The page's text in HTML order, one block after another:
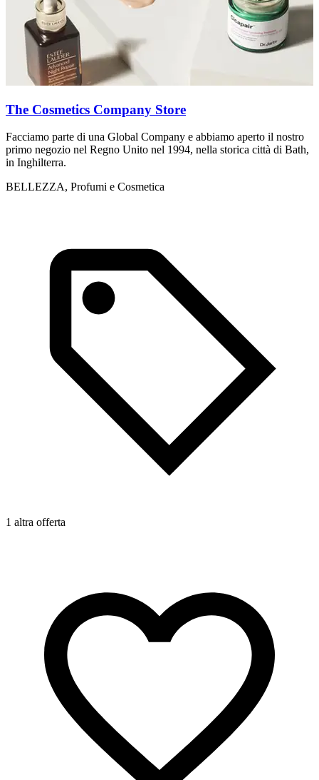
The Cosmetics Company Store
Facciamo parte di una Global Company e abbiamo aperto il nostro
primo negozio nel Regno Unito nel 1994, nella storica città di Bath,
in Inghilterra.
BELLEZZA, Profumi e Cosmetica
1 altra offerta